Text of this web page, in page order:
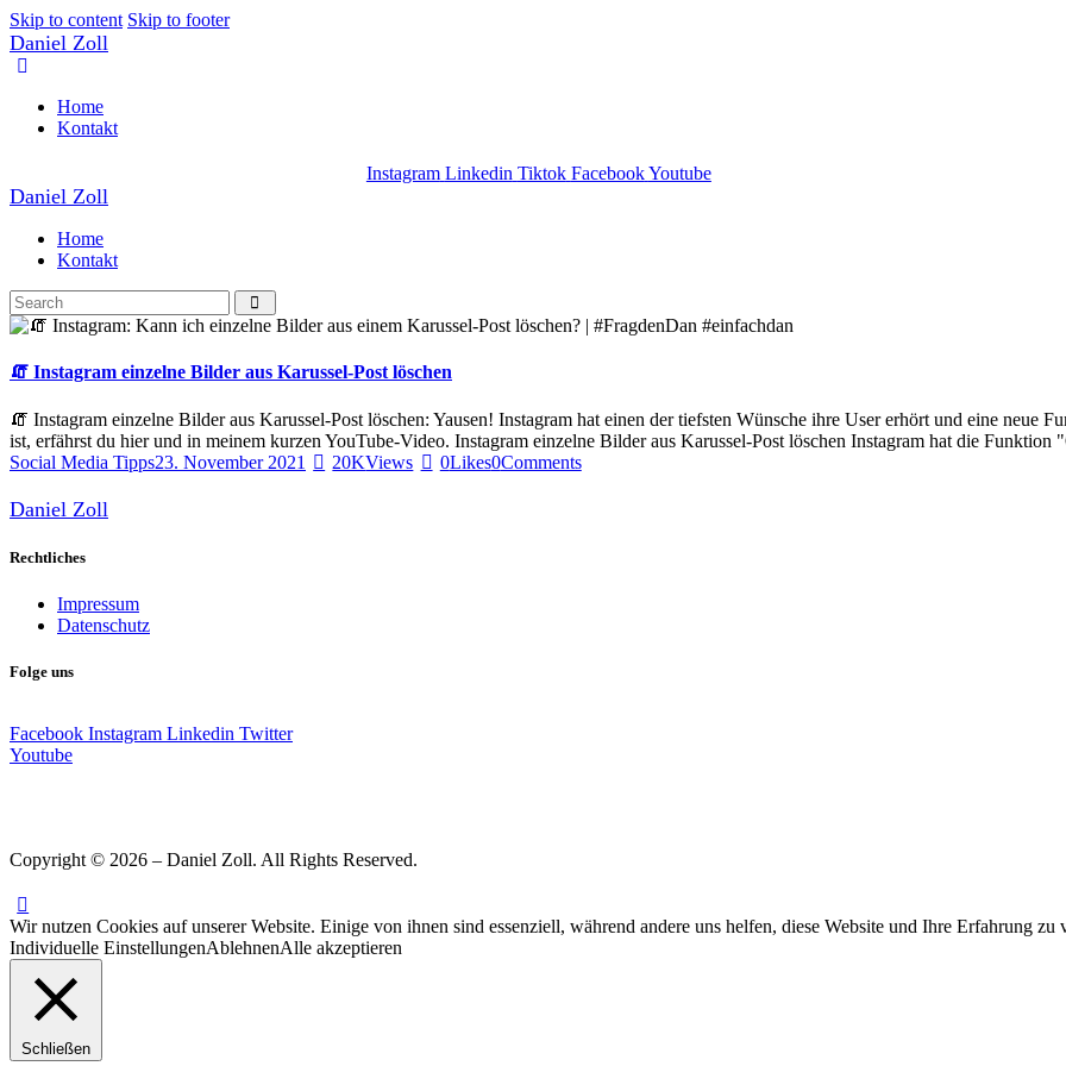
Skip to content Skip to footer
Daniel Zoll
Home
Kontakt
Instagram Linkedin Tiktok FacebookYoutube
Daniel Zoll
Home
Kontakt
🧯 Instagram einzelne Bilder aus Karussel-Post löschen
🧯 Instagram einzelne Bilder aus Karussel-Post löschen: Yausen! Instagram hat einen der tiefsten Wünsche ihre User erhört und eine neue
ist, erfährst du hier und in meinem kurzen YouTube-Video. Instagram einzelne Bilder aus Karussel-Post löschen Instagram hat die
Social Media Tipps23. November 2021 20KViews 0Likes0Comments
Daniel Zoll
Rechtliches
Impressum
Datenschutz
Folge uns
Facebook Instagram Linkedin Twitter
Youtube
Copyright © 2026 – Daniel Zoll. All Rights Reserved.
Wir nutzen Cookies auf unserer Website. Einige von ihnen sind essenziell, während andere uns helfen, diese Website und Ihre Erfahrung zu
Individuelle EinstellungenAblehnenAlle akzeptieren
Schließen